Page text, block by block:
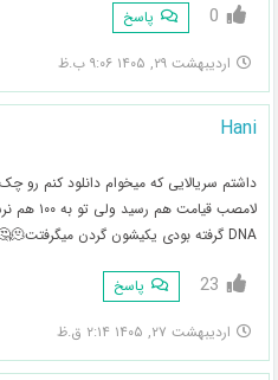
0 پاسخ
اردیبهشت ۲۹, ۱۴۰۵ ۹:۰۶ ب.ظ
Hani
داشتم سریالایی که میخوام دانلود کنم رو
لامصب
DNA گرفته بودی یکیشون گردن میگرفتت🫠🤔😂
23 پاسخ
اردیبهشت ۲۷, ۱۴۰۵ ۲:۱۴ ق.ظ